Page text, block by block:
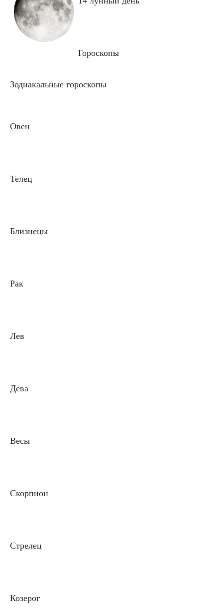
Гороскопы
Зодиакальные гороскопы
Овен
Телец
Близнецы
Рак
Лев
Дева
Весы
Скорпион
Стрелец
Козерог